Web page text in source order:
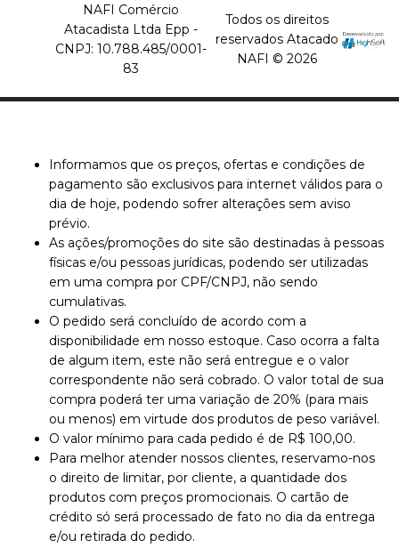
NAFI Comércio
Atacadista Ltda Epp -
CNPJ: 10.788.485/0001-
83
Todos os direitos
reservados Atacado
NAFI © 2026
Informamos que os preços, ofertas e condições de
pagamento são exclusivos para internet válidos para o
dia de hoje, podendo sofrer alterações sem aviso
prévio.
As ações/promoções do site são destinadas à pessoas
físicas e/ou pessoas jurídicas, podendo ser utilizadas
em uma compra por CPF/CNPJ, não sendo
cumulativas.
O pedido será concluído de acordo com a
disponibilidade em nosso estoque. Caso ocorra a falta
de algum item, este não será entregue e o valor
correspondente não será cobrado. O valor total de sua
compra poderá ter uma variação de 20% (para mais
ou menos) em virtude dos produtos de peso variável.
O valor mínimo para cada pedido é de R$ 100,00.
Para melhor atender nossos clientes, reservamo-nos
o direito de limitar, por cliente, a quantidade dos
produtos com preços promocionais. O cartão de
crédito só será processado de fato no dia da entrega
e/ou retirada do pedido.